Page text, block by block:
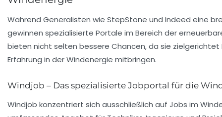
Während Generalisten wie StepStone und Indeed eine
gewinnen spezialisierte Portale im Bereich der
bieten nicht selten bessere Chancen, da sie
Erfahrung in der Windenergie mitbringen.
Windjob – Das spezialisierte Jobportal für die
Windjob konzentriert sich ausschließlich auf Jobs im